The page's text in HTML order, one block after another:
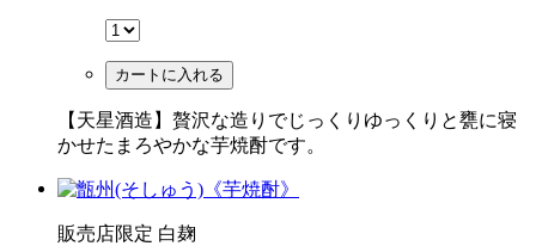
カートに入れる
【天星酒造】贅沢な造りでじっくりゆっくりと甕に寝
かせたまろやかな芋焼酎です。
販売店限定 白麹